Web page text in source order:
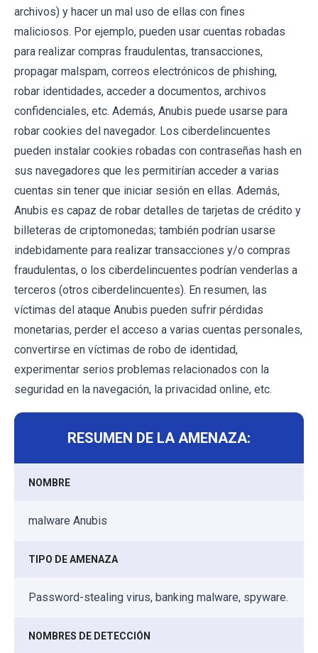
archivos) y hacer un mal uso de ellas con fines
maliciosos. Por ejemplo, pueden usar cuentas robadas
para realizar compras fraudulentas, transacciones,
propagar malspam, correos electrónicos de phishing,
robar identidades, acceder a documentos, archivos
confidenciales, etc. Además, Anubis puede usarse para
robar cookies del navegador. Los ciberdelincuentes
pueden instalar cookies robadas con contraseñas hash en
sus navegadores que les permitirían acceder a varias
cuentas sin tener que iniciar sesión en ellas. Además,
Anubis es capaz de robar detalles de tarjetas de crédito y
billeteras de criptomonedas; también podrían usarse
indebidamente para realizar transacciones y/o compras
fraudulentas, o los ciberdelincuentes podrían venderlas a
terceros (otros ciberdelincuentes). En resumen, las
víctimas del ataque Anubis pueden sufrir pérdidas
monetarias, perder el acceso a varias cuentas personales,
convertirse en víctimas de robo de identidad,
experimentar serios problemas relacionados con la
seguridad en la navegación, la privacidad online, etc.
RESUMEN DE LA AMENAZA:
NOMBRE
malware Anubis
TIPO DE AMENAZA
Password-stealing virus, banking malware, spyware.
NOMBRES DE DETECCIÓN